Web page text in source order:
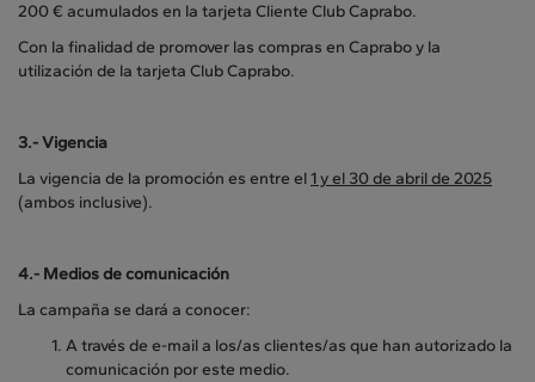
200 € acumulados en la tarjeta Cliente Club Caprabo.
Con la finalidad de promover las compras en Caprabo y la
utilización de la tarjeta Club Caprabo.
3.-Vigencia
La vigencia de la promoción es entre el1 y el 30 de abril de 2025
(ambos inclusive).
4.- Medios de comunicación
La campaña se dará a conocer:
A través de e-mail a los/as clientes/as que han autorizado la
comunicación por este medio.